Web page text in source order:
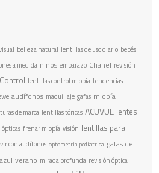
belleza natural lentillas de uso diario bebés
a medida niños embarazo Chanel revisión
lentillas control miopía tendencias
audífonos maquillaje gafas miopía
de marca lentillas tóricas ACUVUE lentes
ópticas frenar miopía visión lentillas para
con audífonos optometria pediatrica gafas de
verano mirada profunda revisión óptica